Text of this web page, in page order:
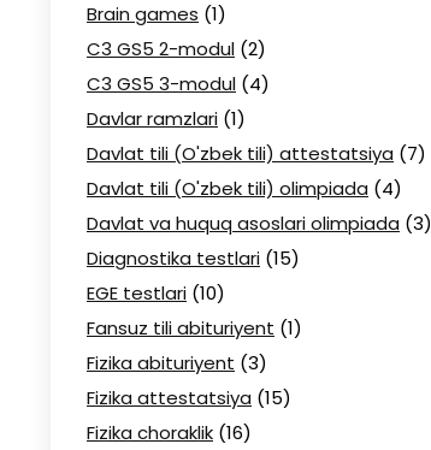
Brain games (1)
C3 GS5 2-modul (2)
C3 GS5 3-modul (4)
Davlar ramzlari (1)
Davlat tili (O'zbek tili) attestatsiya (7)
Davlat tili (O'zbek tili) olimpiada (4)
Davlat va huquq asoslari olimpiada (3)
Diagnostika testlari (15)
EGE testlari (10)
Fansuz tili abituriyent (1)
Fizika abituriyent (3)
Fizika attestatsiya (15)
Fizika choraklik (16)